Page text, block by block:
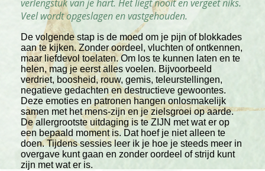
verlengstuk van je hart. Het liegt nooit en vergeet niks.
Veel wordt opgeslagen en vastgehouden.
De volgende stap is de moed om je pijn of blokkades
aan te kijken. Zonder oordeel, vluchten of ontkennen,
maar liefdevol toelaten. Om los te kunnen laten en te
helen, mag je eerst alles voelen. Bijvoorbeeld
verdriet, boosheid, rouw, gemis, teleurstellingen,
negatieve gedachten en destructieve gewoontes.
Deze emoties en patronen hangen onlosmakelijk
samen met het mens-zijn en je zielsgroei op aarde.
De allergrootste uitdaging is te ZIJN met wat er op
een bepaald moment is. Dat hoef je niet alleen te
doen. Tijdens sessies leer ik je hoe je steeds meer in
overgave kunt gaan en zonder oordeel of strijd kunt
zijn met wat er is.